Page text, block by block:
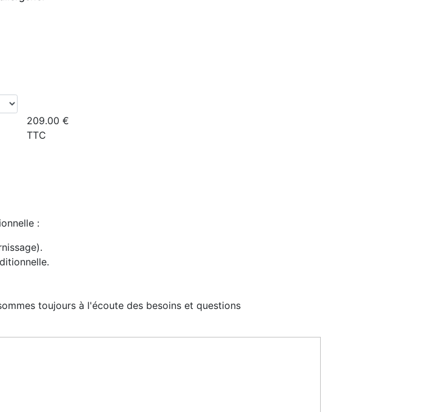
209.00 €
TTC
:
toujours à l'écoute des besoins et questions